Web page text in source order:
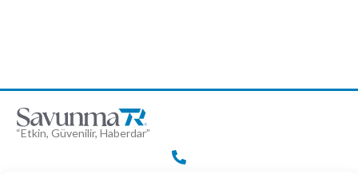
“Etkin, Güvenilir, Haberdar”